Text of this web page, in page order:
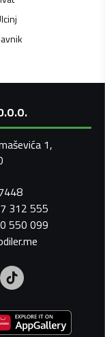
1,
312 555
550 099